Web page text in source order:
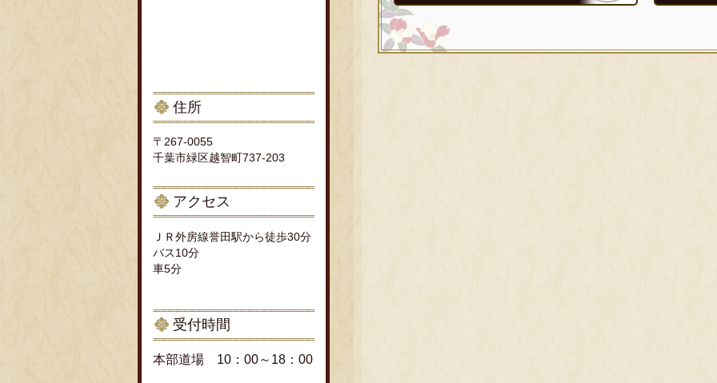
住所
〒267-0055
千葉市緑区越智町737-203
アクセス
ＪＲ外房線誉田駅から徒歩30分
バス10分
車5分
受付時間
本部道場 10：00～18：00